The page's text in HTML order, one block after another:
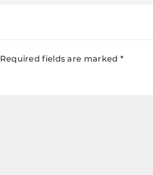
Required fields are marked *